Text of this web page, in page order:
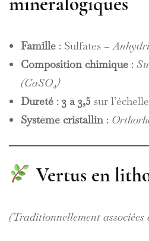
Famille : Sulfates –
Composition chimique :
(CaSO₄)
Dureté : 3 à 3,5 sur
Système cristallin:
Vertus en
(Traditionnellement associées